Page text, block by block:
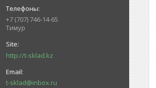
+7 (707) 746-14-65
Тимур
http://t-sklad.kz
t-sklad@inbox.ru